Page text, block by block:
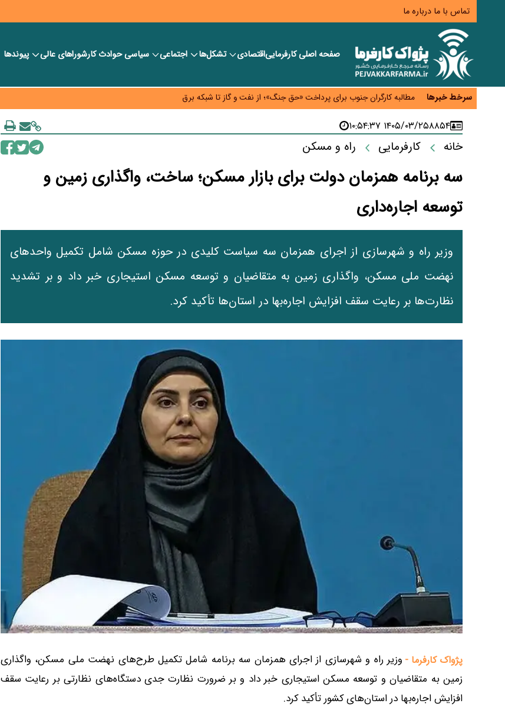
تماس با ما درباره ما
صفحه اصلیکارفرماییاقتصادی تشکل‌ها اجتماعی سیاسیحوادث کارشورا‎های عالی پیوندها
سرخط خبرها
ورود بخش خصوصی به حکمرانی اشتغال؛ «یاوران پیشرفت» امسال گسترده‌تر می‌شود
مطالبه کارگران جنوب برای پرداخت «حق جنگ»؛ از نفت و گاز تا شبکه برق
حساب‌های شرکت ملی نفت در بانک صنعت و معدن مسدود شد؛ بدهی یک میلیارد دلاری
درآمد کارگزاری‌ها چقدر است؟ کانون کارگزاران اعداد منتشرشده در فضای مجازی را تکذیب کرد
بیکاری ۷ درصدی روی کاغذ؛ آیا در واقعیت هم این چنین است؟
۸۸۵۴۱۴۰۵/۰۳/۲۵ ۱۰:۵۴:۳۷
خانه کارفرمایی راه و مسکن
سه برنامه همزمان دولت برای بازار مسکن؛ ساخت، واگذاری زمین و
توسعه اجاره‌داری
وزیر راه و شهرسازی از اجرای همزمان سه سیاست کلیدی در حوزه مسکن شامل تکمیل واحدهای
نهضت ملی مسکن، واگذاری زمین به متقاضیان و توسعه مسکن استیجاری خبر داد و بر تشدید
نظارت‌ها بر رعایت سقف افزایش اجاره‌بها در استان‌ها تأکید کرد.
پژواک کارفرما - وزیر راه و شهرسازی از اجرای همزمان سه برنامه شامل تکمیل طرح‌های نهضت ملی مسکن، واگذاری
زمین به متقاضیان و توسعه مسکن استیجاری خبر داد و بر ضرورت نظارت جدی دستگاه‌های نظارتی بر رعایت سقف
افزایش اجاره‌بها در استان‌های کشور تأکید کرد.